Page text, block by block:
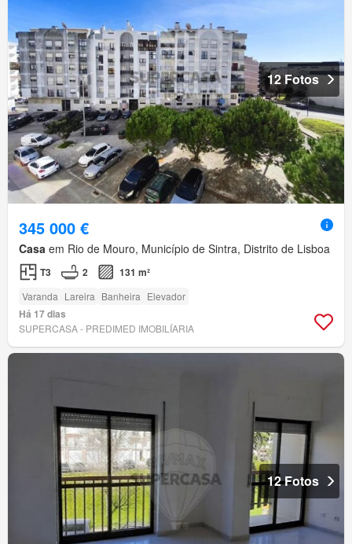
12 Fotos
345 000 €
Casa em Rio de Mouro, Município de Sintra, Distrito de Lisboa
T3 2 131 m²
Varanda Lareira Banheira Elevador
Há 17 dias
SUPERCASA - PREDIMED IMOBILÍARIA
12 Fotos